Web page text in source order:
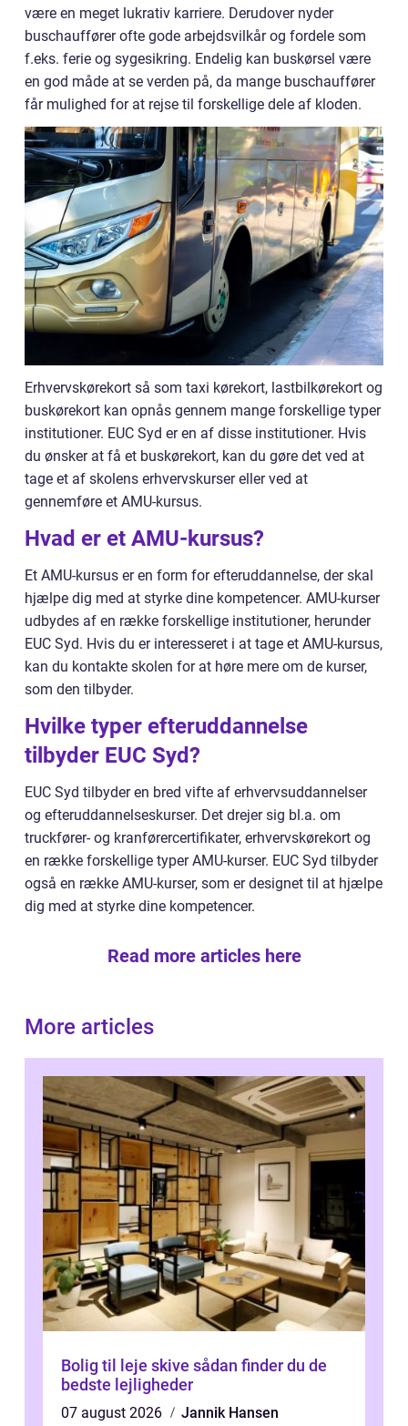
være en meget lukrativ karriere. Derudover nyder
buschauffører ofte gode arbejdsvilkår og fordele som
f.eks. ferie og sygesikring. Endelig kan buskørsel være
en god måde at se verden på, da mange buschauffører
får mulighed for at rejse til forskellige dele af kloden.
Erhvervskørekort så som taxi kørekort, lastbilkørekort og
buskørekort kan opnås gennem mange forskellige typer
institutioner. EUC Syd er en af disse institutioner. Hvis
du ønsker at få et buskørekort, kan du gøre det ved at
tage et af skolens erhvervskurser eller ved at
gennemføre et AMU-kursus.
Hvad er et AMU-kursus?
Et AMU-kursus er en form for efteruddannelse, der skal
hjælpe dig med at styrke dine kompetencer. AMU-kurser
udbydes af en række forskellige institutioner, herunder
EUC Syd. Hvis du er interesseret i at tage et AMU-kursus,
kan du kontakte skolen for at høre mere om de kurser,
som den tilbyder.
Hvilke typer efteruddannelse
tilbyder EUC Syd?
EUC Syd tilbyder en bred vifte af erhvervsuddannelser
og efteruddannelseskurser. Det drejer sig bl.a. om
truckfører- og kranførercertifikater, erhvervskørekort og
en række forskellige typer AMU-kurser. EUC Syd tilbyder
også en række AMU-kurser, som er designet til at hjælpe
dig med at styrke dine kompetencer.
Read more articles here
More articles
Bolig til leje skive sådan finder du de
bedste lejligheder
07 august 2026 Jannik Hansen